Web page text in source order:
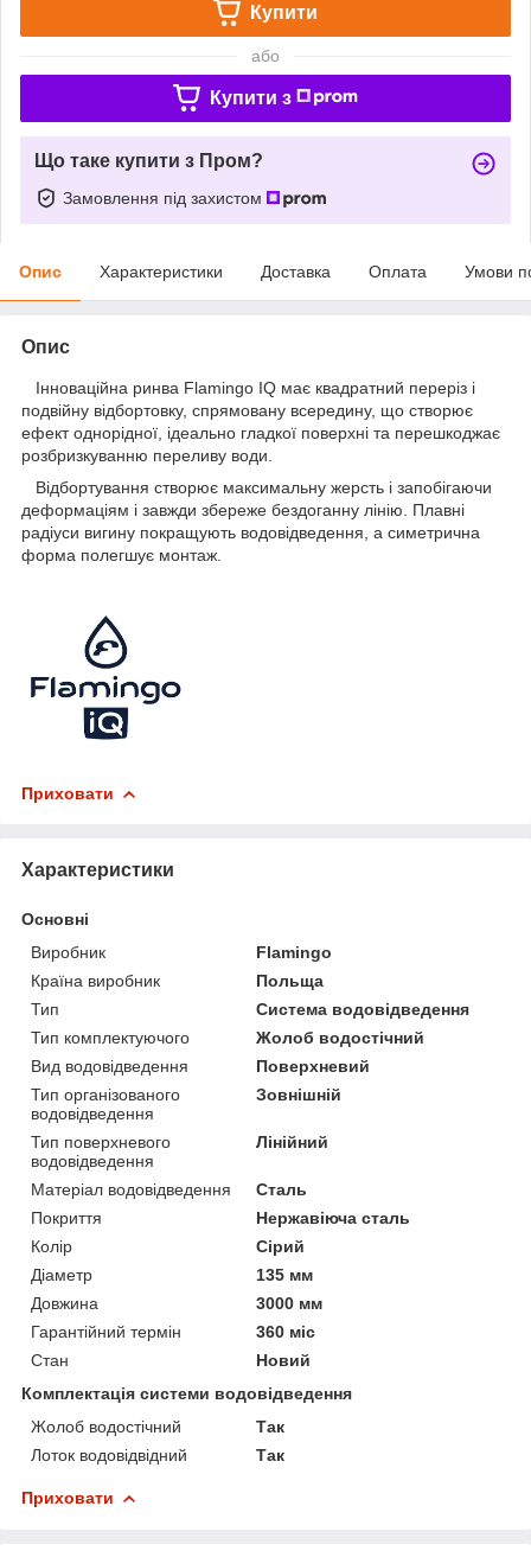
Купити
або
Купити з
Що таке купити з Пром?
Замовлення під захистом
Опис Характеристики Доставка Оплата Умови
Опис
Інноваційна ринва Flamingo IQ має квадратний переріз і
подвійну відбортовку, спрямовану всередину, що створює
ефект однорідної, ідеально гладкої поверхні та перешкоджає
розбризкуванню переливу води.
Відбортування створює максимальну жерсть і запобігаючи
деформаціям і завжди збереже бездоганну лінію. Плавні
радіуси вигину покращують водовідведення, а симетрична
форма полегшує монтаж.
Приховати
Характеристики
Основні
Виробник
Flamingo
Країна виробник
Польща
Тип
Система водовідведення
Тип комплектуючого
Жолоб водостічний
Вид водовідведення
Поверхневий
Тип організованого
водовідведення
Зовнішній
Тип поверхневого
водовідведення
Лінійний
Матеріал водовідведення
Сталь
Покриття
Нержавіюча сталь
Колір
Сірий
Діаметр
135 мм
Довжина
3000 мм
Гарантійний термін
360 міс
Стан
Новий
Комплектація системи водовідведення
Жолоб водостічний
Так
Лоток водовідвідний
Так
Приховати